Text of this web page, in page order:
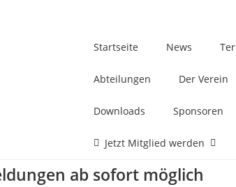
Startseite
News
Abteilungen Der Verein
Downloads Sponsoren
Jetzt Mitglied werden
ab sofort möglich